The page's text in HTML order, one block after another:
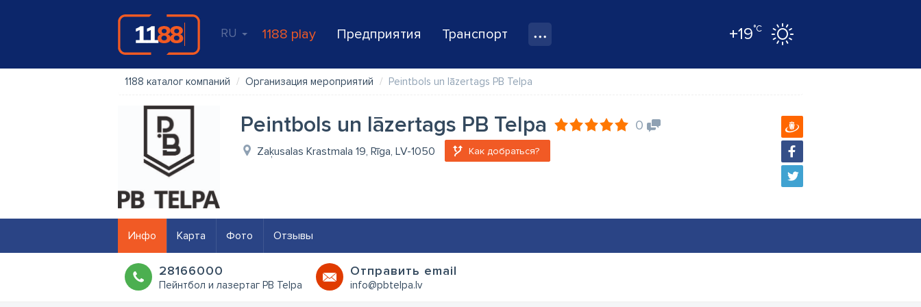
RU 1188 play Предприятия Транспорт +19°C
1188 каталог компаний Организация мероприятий Peintbols un lāzertags PB Telpa
Peintbols un lāzertags PB Telpa 0
Zaķusalas Krastmala 19, Rīga, LV-1050 Как добраться?
Инфо Карта Фото Отзывы
28166000
Пейнтбол и лазертаг PB Telpa
Oтправить email
info@pbtelpa.lv